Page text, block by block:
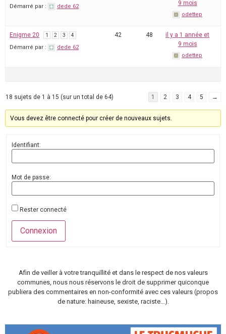
Démarré par : dede 62 9 mois
odettep
Enigme 20 1 2 3 4
Démarré par : dede 62
42 48
il y a 1 année et
9 mois
odettep
18 sujets de 1 à 15 (sur un total de 64) 1 2 3 4 5 →
Vous devez être connecté pour créer de nouveaux sujets.
Identifiant:
Mot de passe:
Rester connecté
Connexion
Afin de veiller à votre tranquillité et dans le respect de nos valeurs
communes, nous nous réservons le droit de supprimer quiconque
publiera des commentaires en non-conformité avec ces valeurs (propos
de nature: haineuse, sexiste, raciste…).